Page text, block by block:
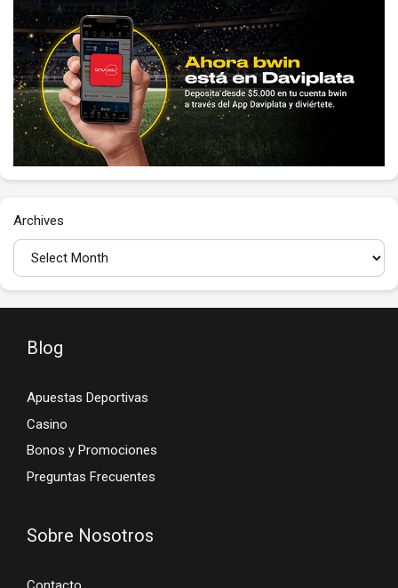
Archives
Blog
Apuestas Deportivas
Casino
Bonos y Promociones
Preguntas Frecuentes
Sobre Nosotros